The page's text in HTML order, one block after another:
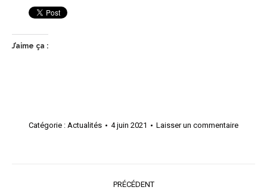
J’aime ça :
Catégorie : Actualités 4 juin 2021 Laisser un commentaire
NavigationPRÉCÉDENT